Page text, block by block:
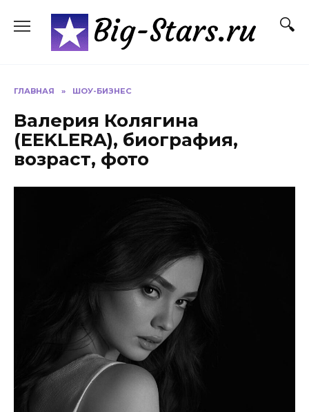
содержанию
ГЛАВНАЯ » ШОУ-БИЗНЕС
Валерия Колягина
(EEKLERA), биография,
возраст, фото